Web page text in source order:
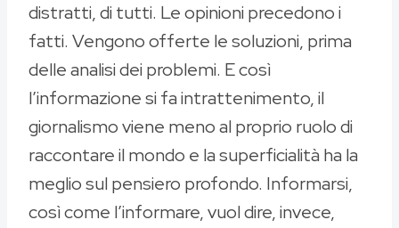
distratti, di tutti. Le opinioni precedono i
fatti. Vengono offerte le soluzioni, prima
delle analisi dei problemi. E così
l’informazione si fa intrattenimento, il
giornalismo viene meno al proprio ruolo di
raccontare il mondo e la superficialità ha la
meglio sul pensiero profondo. Informarsi,
così come l’informare, vuol dire, invece,